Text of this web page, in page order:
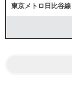
東京メトロ日比谷線